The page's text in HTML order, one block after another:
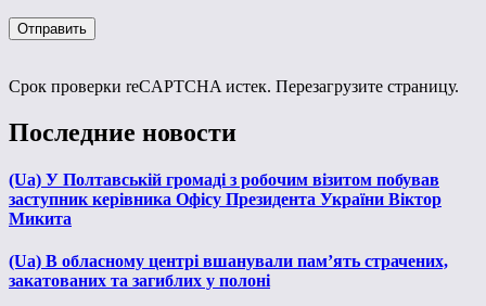
Срок проверки reCAPTCHA истек. Перезагрузите страницу.
Последние новости
(Ua) У Полтавській громаді з робочим візитом побував
заступник керівника Офісу Президента України Віктор
Микита
(Ua) В обласному центрі вшанували пам’ять страчених,
закатованих та загиблих у полоні